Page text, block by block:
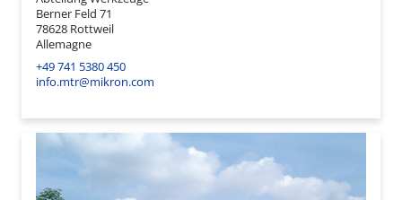
Berner Feld 71
78628 Rottweil
Allemagne
+49 741 5380 450
info.mtr@mikron.com